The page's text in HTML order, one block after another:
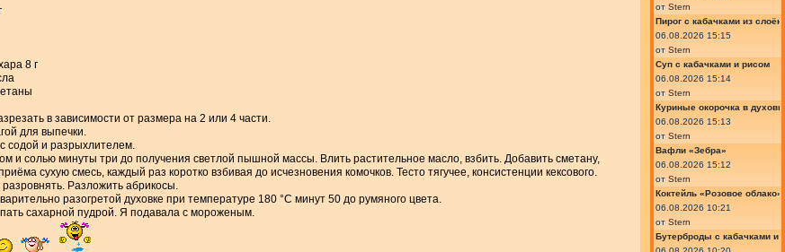
8 г
в зависимости от размера на 2 или 4 части.
для выпечки.
содой и разрыхлителем.
и солью минуты три до получения светлой пышной массы. Влить растительное масло, взбить. Добавить сметану,
сухую смесь, каждый раз коротко взбивая до исчезновения комочков. Тесто тягучее, консистенции кексового.
Разложить абрикосы.
разогретой духовке при температуре 180 °С минут 50 до румяного цвета.
сахарной пудрой. Я подавала с мороженым.
от Stern
Пирог с кабачками из
06.08.2026 15:15
от Stern
Суп с кабачками и рисом
06.08.2026 15:14
от Stern
Куриные окорочка в
06.08.2026 15:13
от Stern
Вафли «Зебра»
06.08.2026 15:12
от Stern
Коктейль «Розовое
06.08.2026 10:21
от Stern
Бутерброды с кабачками и